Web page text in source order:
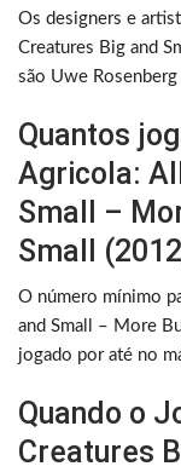
Os designers e
Creatures Big and
são Uwe
Quantos
Agricola:
Small –
Small
O número mínimo
and Small – More
jogado por até no
Quando o
Creatures